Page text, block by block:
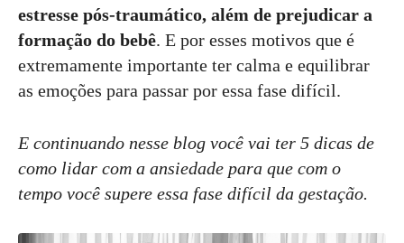
estresse pós-traumático, além de prejudicar a
formação do bebê. E por esses motivos que é
extremamente importante ter calma e equilibrar
as emoções para passar por essa fase difícil.
E continuando nesse blog você vai ter 5 dicas de
como lidar com a ansiedade para que com o
tempo você supere essa fase difícil da gestação.